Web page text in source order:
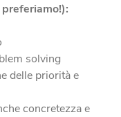
solving
delle priorità e
concretezza e